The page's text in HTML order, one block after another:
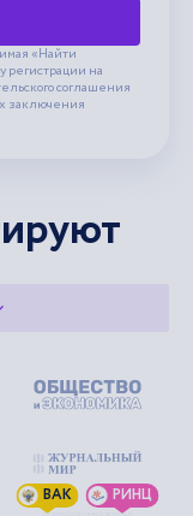
«Найти
регистрации на
соглашения
заключения
ВАК РИНЦ